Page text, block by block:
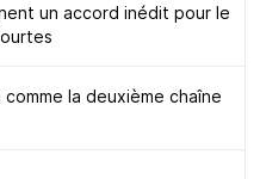
un accord inédit pour le
comme la deuxième chaîne